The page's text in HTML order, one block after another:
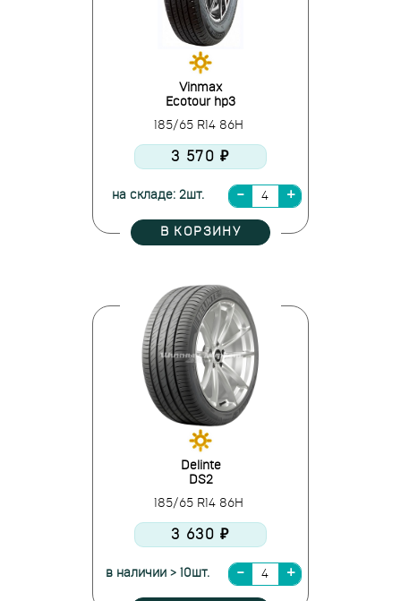
Vinmax
Ecotour hp3
185/65 R14 86H
3 570 ₽
на складе: 2шт.
В КОРЗИНУ
Delinte
DS2
185/65 R14 86H
3 630 ₽
в наличии > 10шт.